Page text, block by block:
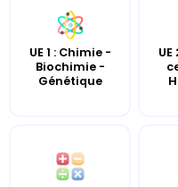
UE 1 : Chimie -
Biochimie -
Génétique